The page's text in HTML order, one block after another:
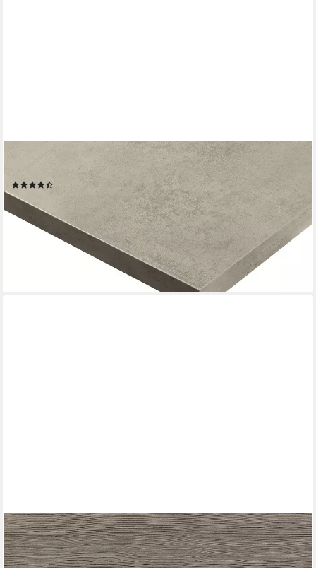
KOCHSTATION
Arbeitsplatte Scafa (1 St), in verschiedenen Breiten, Stärke 4 cm
ab 21,99 € UVP
-29%
lieferbar in 9 Wochen
EXPRESS KÜCHEN
Arbeitsplatte Trea, in verschiedenen Längen, 600 mm tief, 40
mm stark